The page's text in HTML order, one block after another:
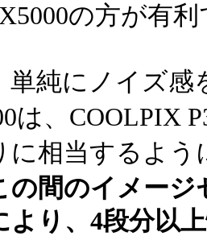
の方が有
純にノイズ感
は、COOLPIX
に相当するよ
の間のイメージ
より、4段分以